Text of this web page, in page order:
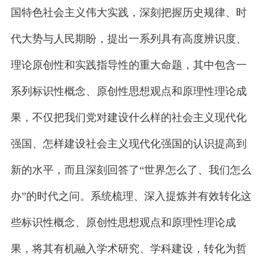
国特色社会主义伟大实践，深刻把握历史规律、时
代大势与人民期盼，提出一系列具有高度辨识度、
理论原创性和实践指导性的重大命题，其中包含一
系列标识性概念、原创性思想观点和原理性理论成
果，不仅把我们党对建设什么样的社会主义现代化
强国、怎样建设社会主义现代化强国的认识提高到
新的水平，而且深刻回答了“世界怎么了、我们怎么
办”的时代之问。系统梳理、深入提炼并有效转化这
些标识性概念、原创性思想观点和原理性理论成
果，将其有机融入学术研究、学科建设，转化为哲